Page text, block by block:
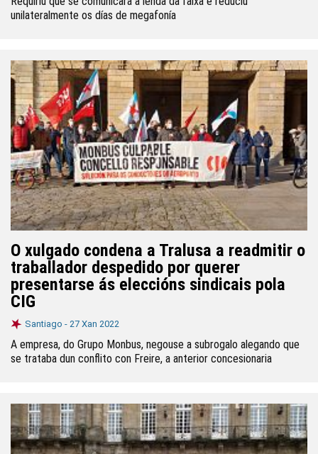
unilateralmente os días de megafonía
O xulgado condena a Tralusa a readmitir o
traballador despedido por querer
presentarse ás eleccións sindicais pola
CIG
Santiago - 27 Xan 2022
A empresa, do Grupo Monbus, negouse a subrogalo alegando que
se trataba dun conflito con Freire, a anterior concesionaria